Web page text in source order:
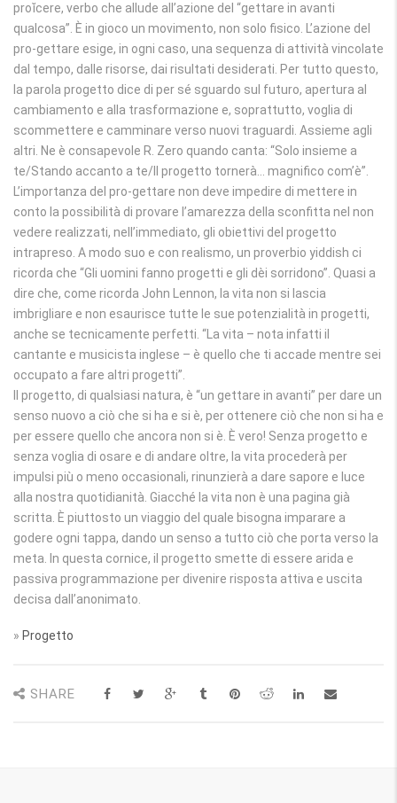
proĭcere, verbo che allude all’azione del “gettare in avanti
qualcosa”. È in gioco un movimento, non solo fisico. L’azione del
pro-gettare esige, in ogni caso, una sequenza di attività vincolate
dal tempo, dalle risorse, dai risultati desiderati. Per tutto questo,
la parola progetto dice di per sé sguardo sul futuro, apertura al
cambiamento e alla trasformazione e, soprattutto, voglia di
scommettere e camminare verso nuovi traguardi. Assieme agli
altri. Ne è consapevole R. Zero quando canta: “Solo insieme a
te/Stando accanto a te/Il progetto tornerà… magnifico com’è”.
L’importanza del pro-gettare non deve impedire di mettere in
conto la possibilità di provare l’amarezza della sconfitta nel non
vedere realizzati, nell’immediato, gli obiettivi del progetto
intrapreso. A modo suo e con realismo, un proverbio yiddish ci
ricorda che “Gli uomini fanno progetti e gli dèi sorridono”. Quasi a
dire che, come ricorda John Lennon, la vita non si lascia
imbrigliare e non esaurisce tutte le sue potenzialità in progetti,
anche se tecnicamente perfetti. “La vita – nota infatti il
cantante e musicista inglese – è quello che ti accade mentre sei
occupato a fare altri progetti”.
Il progetto, di qualsiasi natura, è “un gettare in avanti” per dare un
senso nuovo a ciò che si ha e si è, per ottenere ciò che non si ha e
per essere quello che ancora non si è. È vero! Senza progetto e
senza voglia di osare e di andare oltre, la vita procederà per
impulsi più o meno occasionali, rinunzierà a dare sapore e luce
alla nostra quotidianità. Giacché la vita non è una pagina già
scritta. È piuttosto un viaggio del quale bisogna imparare a
godere ogni tappa, dando un senso a tutto ciò che porta verso la
meta. In questa cornice, il progetto smette di essere arida e
passiva programmazione per divenire risposta attiva e uscita
decisa dall’anonimato.
» Progetto
SHARE